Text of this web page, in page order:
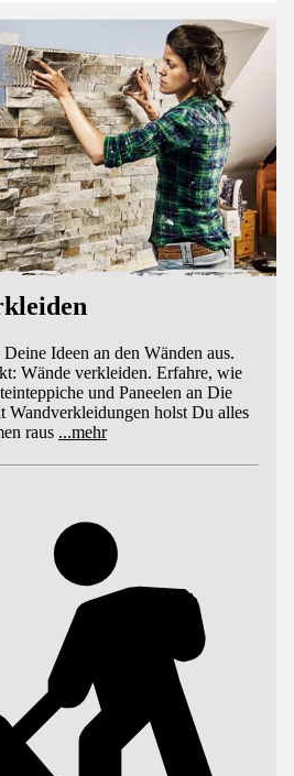
Ideen an den Wänden aus.
Wände verkleiden. Erfahre, wie
und Paneelen an Die
Wandverkleidungen holst Du alles
raus ...mehr